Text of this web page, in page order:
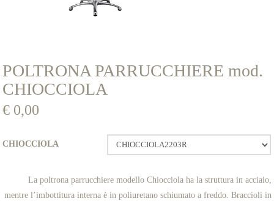
POLTRONA PARRUCCHIERE mod.
CHIOCCIOLA
€ 0,00
CHIOCCIOLA
La poltrona parrucchiere modello Chiocciola ha la struttura in acciaio,
mentre l’imbottitura interna è in poliuretano schiumato a freddo. Braccioli in